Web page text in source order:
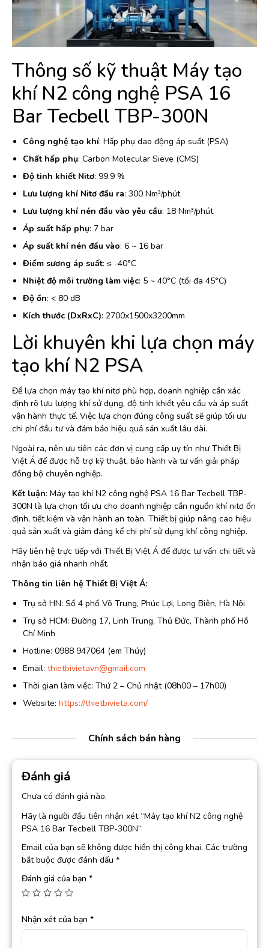
Thông số kỹ thuật Máy tạo
khí N2 công nghệ PSA 16
Bar Tecbell TBP-300N
Công nghệ tạo khí: Hấp phụ dao động áp suất (PSA)
Chất hấp phụ: Carbon Molecular Sieve (CMS)
Độ tinh khiết Nitơ: 99.9 %
Lưu lượng khí Nitơ đầu ra: 300 Nm³/phút
Lưu lượng khí nén đầu vào yêu cầu: 18 Nm³/phút
Áp suất hấp phụ: 7 bar
Áp suất khí nén đầu vào: 6 ~ 16 bar
Điểm sương áp suất: ≤ -40°C
Nhiệt độ môi trường làm việc: 5 ~ 40°C (tối đa 45°C)
Độ ồn: < 80 dB
Kích thước (DxRxC): 2700x1500x3200mm
Lời khuyên khi lựa chọn máy
tạo khí N2 PSA
Để lựa chọn máy tạo khí nitơ phù hợp, doanh nghiệp cần xác
định rõ lưu lượng khí sử dụng, độ tinh khiết yêu cầu và áp suất
vận hành thực tế. Việc lựa chọn đúng công suất sẽ giúp tối ưu
chi phí đầu tư và đảm bảo hiệu quả sản xuất lâu dài.
Ngoài ra, nên ưu tiên các đơn vị cung cấp uy tín như Thiết Bị
Việt Á để được hỗ trợ kỹ thuật, bảo hành và tư vấn giải pháp
đồng bộ chuyên nghiệp.
Kết luận: Máy tạo khí N2 công nghệ PSA 16 Bar Tecbell TBP-
300N là lựa chọn tối ưu cho doanh nghiệp cần nguồn khí nitơ ổn
định, tiết kiệm và vận hành an toàn. Thiết bị giúp nâng cao hiệu
quả sản xuất và giảm đáng kể chi phí sử dụng khí công nghiệp.
Hãy liên hệ trực tiếp với Thiết Bị Việt Á để được tư vấn chi tiết và
nhận báo giá nhanh nhất.
Thông tin liên hệ Thiết Bị Việt Á:
Trụ sở HN: Số 4 phố Võ Trung, Phúc Lợi, Long Biên, Hà Nội
Trụ sở HCM: Đường 17, Linh Trung, Thủ Đức, Thành phố Hồ
Chí Minh
Hotline: 0988 947064 (em Thúy)
Email: thietbivietavn@gmail.com
Thời gian làm việc: Thứ 2 – Chủ nhật (08h00 – 17h00)
Website: https://thietbivieta.com/
Chính sách bán hàng
Đánh giá
Chưa có đánh giá nào.
Hãy là người đầu tiên nhận xét “Máy tạo khí N2 công nghệ
PSA 16 Bar Tecbell TBP-300N”
Email của bạn sẽ không được hiển thị công khai. Các trường
bắt buộc được đánh dấu *
Đánh giá của bạn *
Nhận xét của bạn *